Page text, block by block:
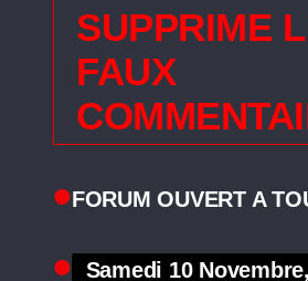
SUPPRIME
FAUX
FORUM OUVERT A
Samedi 10